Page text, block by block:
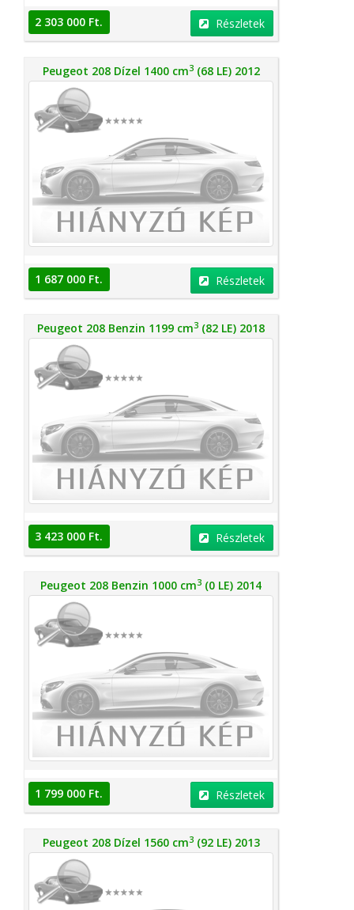
2 303 000 Ft. Részletek
Peugeot 208 Dízel 1400 cm3(68 LE) 2012
1 687 000 Ft. Részletek
Peugeot 208 Benzin 1199 cm3 (82 LE) 2018
3 423 000 Ft. Részletek
Peugeot 208 Benzin 1000 cm3 (0 LE) 2014
1 799 000 Ft. Részletek
Peugeot 208 Dízel 1560 cm3(92 LE) 2013